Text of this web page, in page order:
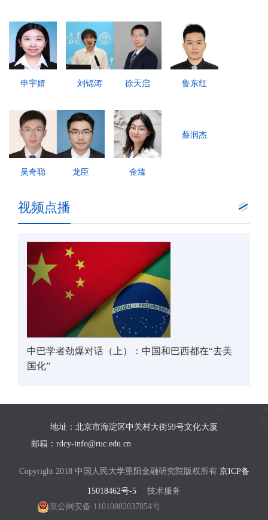
申宇婧 刘锦涛 徐天启 鲁东红
吴奇聪 龙臣 金臻
蔡润杰
视频点播
中巴学者劲爆对话（上）：中国和巴西都在“去美
国化”
地址：北京市海淀区中关村大街59号文化大厦
邮箱：rdcy-info@ruc.edu.cn
Copyright 2018 中国人民大学重阳金融研究院版权所有 京ICP备
15018462号-5
技术服务
京公网安备 11010802037854号